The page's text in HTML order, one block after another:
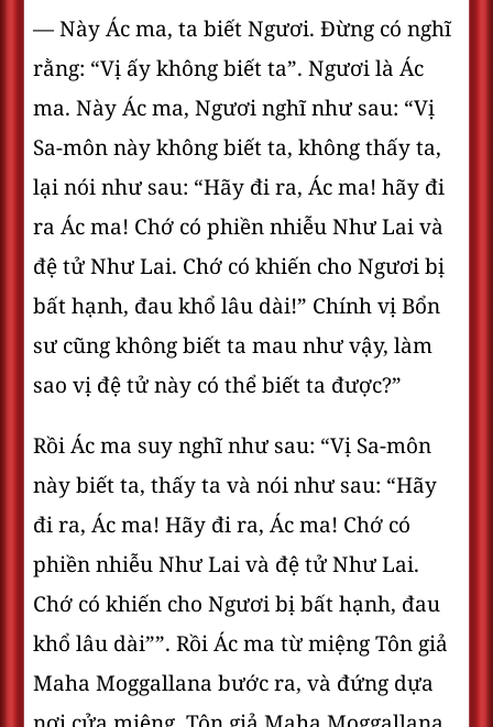
— Này Ác ma, ta biết Ngươi. Ðừng có nghĩ
rằng: “Vị ấy không biết ta”. Ngươi là Ác
ma. Này Ác ma, Ngươi nghĩ như sau: “Vị
Sa-môn này không biết ta, không thấy ta,
lại nói như sau: “Hãy đi ra, Ác ma! hãy đi
ra Ác ma! Chớ có phiền nhiễu Như Lai và
đệ tử Như Lai. Chớ có khiến cho Ngươi bị
bất hạnh, đau khổ lâu dài!” Chính vị Bổn
sư cũng không biết ta mau như vậy, làm
sao vị đệ tử này có thể biết ta được?”
Rồi Ác ma suy nghĩ như sau: “Vị Sa-môn
này biết ta, thấy ta và nói như sau: “Hãy
đi ra, Ác ma! Hãy đi ra, Ác ma! Chớ có
phiền nhiễu Như Lai và đệ tử Như Lai.
Chớ có khiến cho Ngươi bị bất hạnh, đau
khổ lâu dài””. Rồi Ác ma từ miệng Tôn giả
Maha Moggallana bước ra, và đứng dựa